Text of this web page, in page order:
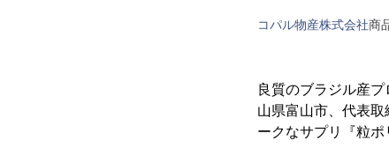
コパル物産株式会社商
良質のブラジル産
山県富山市、代表
ークなサプリ『粒ポ